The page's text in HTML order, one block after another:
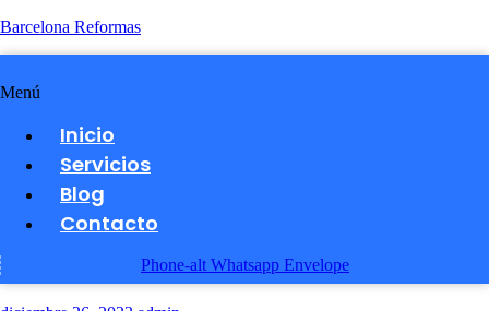
Barcelona Reformas
Menú
Inicio
Servicios
Blog
Contacto
Phone-alt Whatsapp Envelope